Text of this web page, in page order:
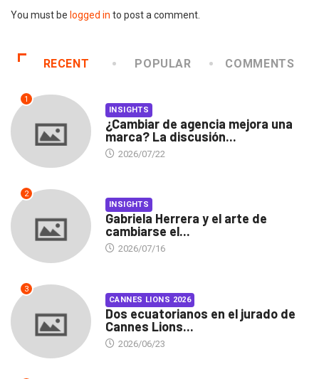
You must be logged in to post a comment.
RECENT POPULAR COMMENTS
1
INSIGHTS
¿Cambiar de agencia mejora una
marca? La discusión...
2026/07/22
2
INSIGHTS
Gabriela Herrera y el arte de
cambiarse el...
2026/07/16
3
CANNES LIONS 2026
Dos ecuatorianos en el jurado de
Cannes Lions...
2026/06/23